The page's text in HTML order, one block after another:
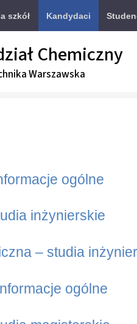
szkół Kandydaci
Chemiczny
Warszawska
ogólne
inżynierskie
– studia
ogólne